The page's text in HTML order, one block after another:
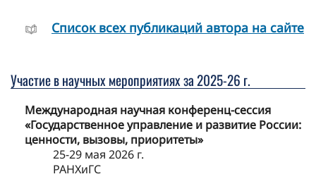
Cписок всех публикаций автора на сайте
Участие в научных мероприятиях за 2025-26 г.
Международная научная конференц-сессия
«Государственное управление и развитие России:
ценности, вызовы, приоритеты»
25-29 мая 2026 г.
РАНХиГС